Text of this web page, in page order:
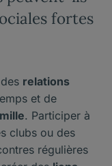
fortes
relations
et de
. Participer à
clubs ou des
régulières